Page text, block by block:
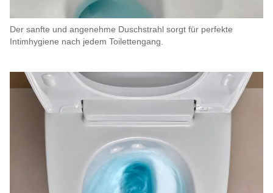
Der sanfte und angenehme Duschstrahl sorgt für perfekte
Intimhygiene nach jedem Toilettengang.​